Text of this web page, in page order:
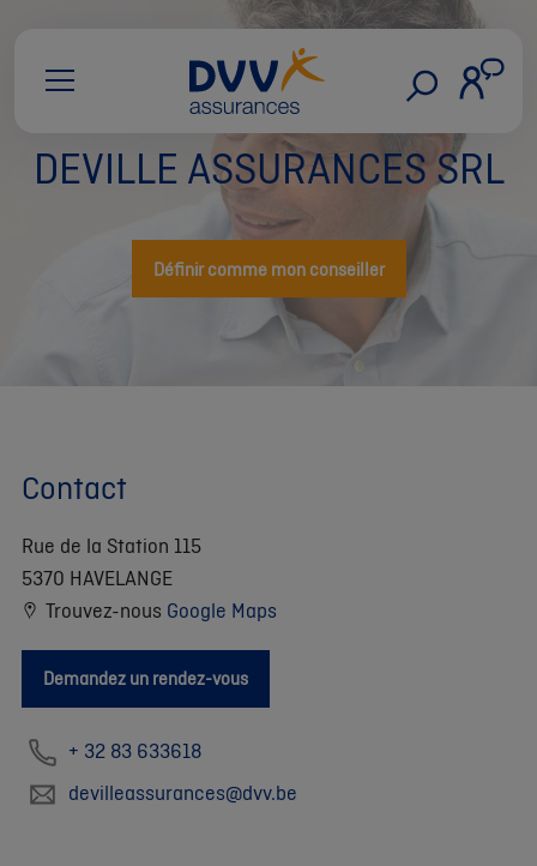
DEVILLE ASSURANCES SRL
Définir comme mon conseiller
Contact
Rue de la Station 115
5370 HAVELANGE
Trouvez-nous Google Maps
Demandez un rendez-vous
+ 32 83 633618
devilleassurances@dvv.be